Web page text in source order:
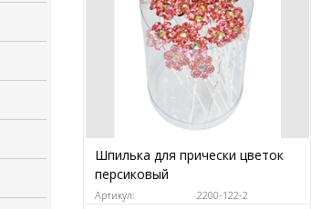
Шпилька для прически цветок
персиковый
Артикул: 2200-122-2